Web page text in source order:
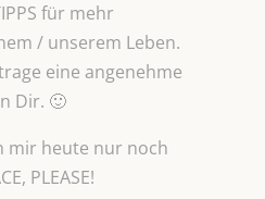
für mehr
/ unserem Leben.
eine angenehme
Dir. 🙂
mir heute nur noch
PLEASE!